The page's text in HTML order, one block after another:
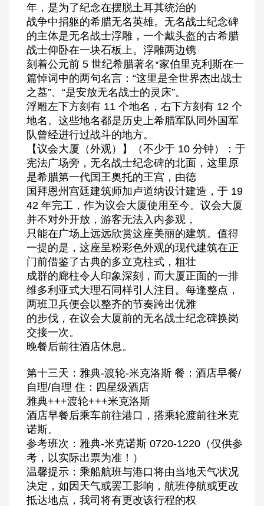
年，是为了纪念在摆脱土耳其统治的
战争中捐躯的希腊无名英雄。无名战士纪念碑
的主体是无名战士浮雕，一个戴头盔的古希腊
战士仰卧在一块石板上。浮雕两边镌
刻着公元前 5 世纪希腊著名*家伯里克利斯在一
篇悼词中的两句名言：“这里是全世界杰出战士
之墓”、“是安放无名战士的灵床”。
浮雕左下方刻有 11 个地名，右下方刻有 12 个
地名。这些地名都是历史上希腊军队同外国军
队曾经进行过战斗的地方。
【议会大厦（外观）】（不少于 10 分钟）：于
宪法广场旁，无名战士纪念碑的北面，这里原
是希腊第一代国王奥托的王宫，由德
国拜恩州宫廷建筑师加卢道纳设计建造，于 19
42 年完工，作为议会大厦使用至今。议会大厦
并不对外开放，游客无法入内参观，
只能在广场上远远欣赏这座美丽的建筑。值得
一提的是，这座呈粉彩色外观的现代建筑在正
门前借鉴了古典的多立克柱式，粗壮
成群的廊柱令人印象深刻，而大厦正面的一排
维多利亚式大理石同样引人注目。每逢整点，
两班卫兵便会以整齐的节奏跨出优雅
的步伐，在议会大厦前的无名战士纪念碑换岗
交接一次。
晚餐后前往酒店休息。
第十三天：雅典-渡轮-米克洛斯 餐：酒店早餐/
自理/自理 住：四星级酒店
雅典+++渡轮+++米克洛斯
酒店早餐后乘车前往港口，搭乘轮渡前往米克
诺斯。
参考班次：雅典-米克诺斯 0720-1220（仅供参
考，以实际出票为准！）
温馨提示：乘船航班与港口将由当地天气状况
决定，如因天气或罢工影响，航班停航或更改
抵达地点，我司将有更改该行程的权